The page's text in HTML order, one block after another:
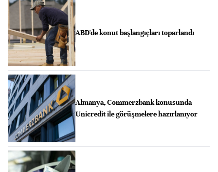
ABD'de konut başlangıçları toparlandı
Almanya, Commerzbank konusunda
Unicredit ile görüşmelere hazırlanıyor